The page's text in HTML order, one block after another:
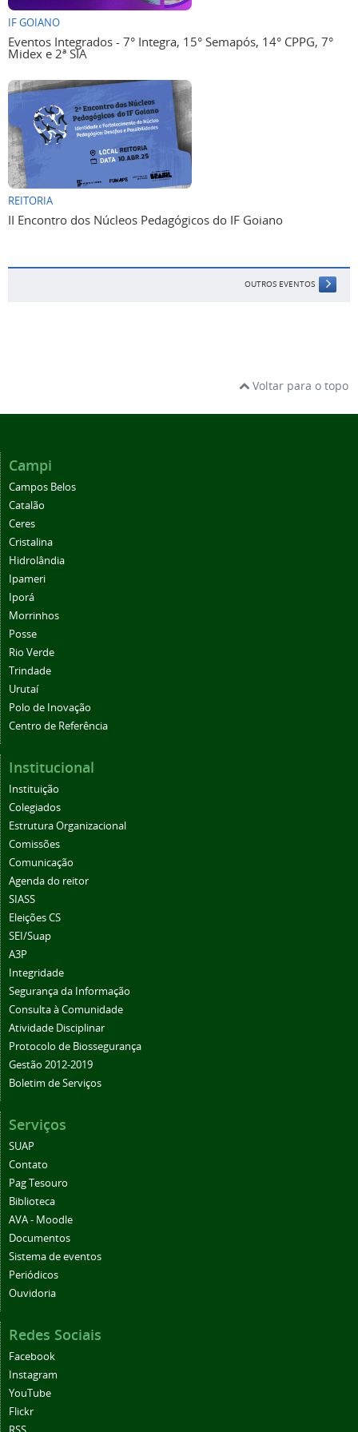
IF GOIANO
Eventos Integrados - 7° Integra, 15° Semapós, 14° CPPG, 7°
Midex e 2ª SIA
REITORIA
II Encontro dos Núcleos Pedagógicos do IF Goiano
OUTROS EVENTOS
Voltar para o topo
Campi
Campos Belos
Catalão
Ceres
Cristalina
Hidrolândia
Ipameri
Iporá
Morrinhos
Posse
Rio Verde
Trindade
Urutaí
Polo de Inovação
Centro de Referência
Institucional
Instituição
Colegiados
Estrutura Organizacional
Comissões
Comunicação
Agenda do reitor
SIASS
Eleições CS
SEI/Suap
A3P
Integridade
Segurança da Informação
Consulta à Comunidade
Atividade Disciplinar
Protocolo de Biossegurança
Gestão 2012-2019
Boletim de Serviços
Serviços
SUAP
Contato
Pag Tesouro
Biblioteca
AVA - Moodle
Documentos
Sistema de eventos
Periódicos
Ouvidoria
Redes Sociais
Facebook
Instagram
YouTube
Flickr